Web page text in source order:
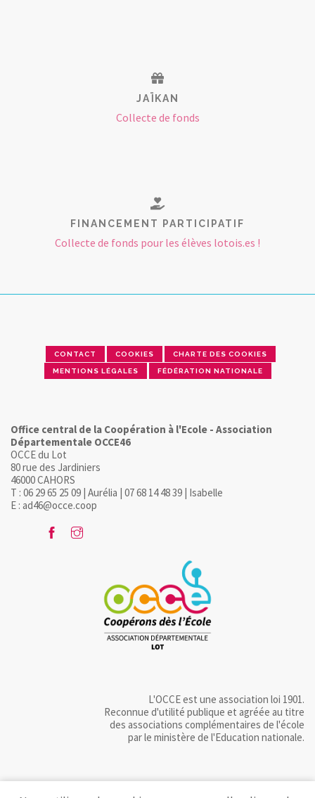
JAÏKAN
Collecte de fonds
FINANCEMENT PARTICIPATIF
Collecte de fonds pour les élèves lotois.es !
CONTACT COOKIES CHARTE DES COOKIES
MENTIONS LÉGALES FÉDÉRATION NATIONALE
Office central de la Coopération à l'Ecole - Association
Départementale OCCE46
OCCE du Lot
80 rue des Jardiniers
46000 CAHORS
T : 06 29 65 25 09 | Aurélia | 07 68 14 48 39 | Isabelle
E : ad46@occe.coop
L'OCCE est une association loi 1901.
Reconnue d'utilité publique et agréée au titre
des associations complémentaires de l'école
par le ministère de l'Education nationale.